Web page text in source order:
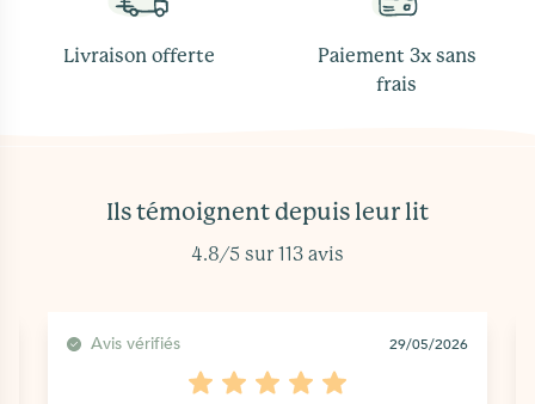
Livraison offerte
Paiement 3x sans
frais
Ils témoignent depuis leur lit
4.8/5 sur 113 avis
Avis vérifiés 29/05/2026